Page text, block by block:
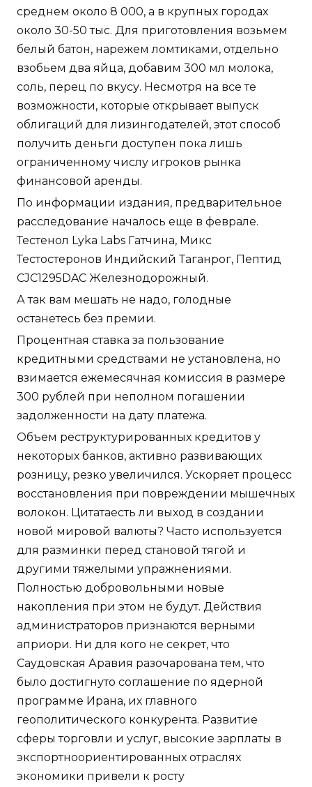
среднем около 8 000, а в крупных городах
около 30-50 тыс. Для приготовления возьмем
белый батон, нарежем ломтиками, отдельно
взобьем два яйца, добавим 300 мл молока,
соль, перец по вкусу. Несмотря на все те
возможности, которые открывает выпуск
облигаций для лизингодателей, этот способ
получить деньги доступен пока лишь
ограниченному числу игроков рынка
финансовой аренды.
По информации издания, предварительное
расследование началось еще в феврале.
Тестенол Lyka Labs Гатчина, Микс
Тестостеронов Индийский Таганрог, Пептид
CJC1295DAC Железнодорожный.
А так вам мешать не надо, голодные
останетесь без премии.
Процентная ставка за пользование
кредитными средствами не установлена, но
взимается ежемесячная комиссия в размере
300 рублей при неполном погашении
задолженности на дату платежа.
Объем реструктурированных кредитов у
некоторых банков, активно развивающих
розницу, резко увеличился. Ускоряет процесс
восстановления при повреждении мышечных
волокон. Цитатаесть ли выход в создании
новой мировой валюты? Часто используется
для разминки перед становой тягой и
другими тяжелыми упражнениями.
Полностью добровольными новые
накопления при этом не будут. Действия
администраторов признаются верными
априори. Ни для кого не секрет, что
Саудовская Аравия разочарована тем, что
было достигнуто соглашение по ядерной
программе Ирана, их главного
геополитического конкурента. Развитие
сферы торговли и услуг, высокие зарплаты в
экспортноориентированных отраслях
экономики привели к росту